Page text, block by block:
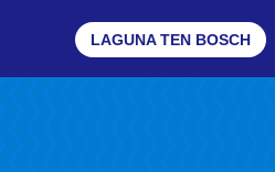
LAGUNA TEN BOSCH